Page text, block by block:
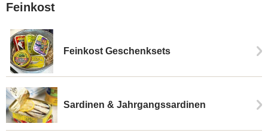
Feinkost
Feinkost Geschenksets
Sardinen & Jahrgangssardinen